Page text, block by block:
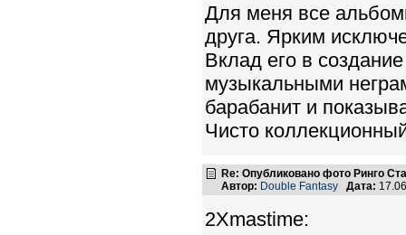
Для меня все
друга. Ярким
Вклад его в
музыкальными
барабанит и
Чисто
Re: Опубликовано фото Ринго
Автор: Double Fantasy Дата:
2Xmastime: